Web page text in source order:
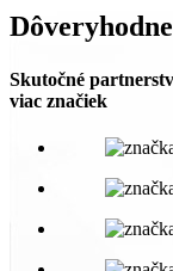
Dôveryhodne
Skutočné
viac značiek